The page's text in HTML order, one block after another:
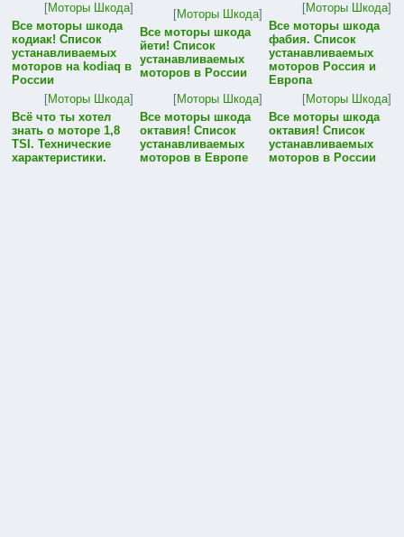
[Моторы Шкода]
Все моторы шкода
кодиак! Список
устанавливаемых
моторов на kodiaq в
России
[Моторы Шкода]
Все моторы шкода
йети! Список
устанавливаемых
моторов в России
[Моторы Шкода]
Все моторы шкода
фабия. Список
устанавливаемых
моторов Россия и
Европа
[Моторы Шкода]
Всё что ты хотел
знать о моторе 1,8
TSI. Технические
характеристики.
[Моторы Шкода]
Все моторы шкода
октавия! Список
устанавливаемых
моторов в Европе
[Моторы Шкода]
Все моторы шкода
октавия! Список
устанавливаемых
моторов в России